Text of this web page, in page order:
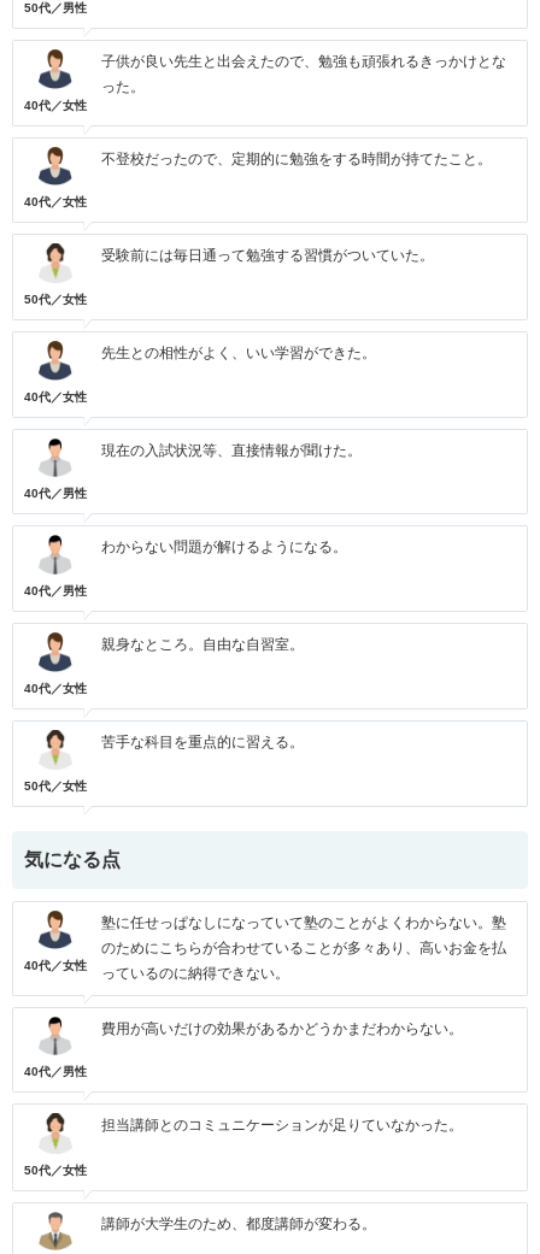
50代／男性
40代／女性
子供が良い先生と出会えたので、勉強も頑張れるきっかけとな
った。
40代／女性
不登校だったので、定期的に勉強をする時間が持てたこと。
50代／女性
受験前には毎日通って勉強する習慣がついていた。
40代／女性
先生との相性がよく、いい学習ができた。
40代／男性
現在の入試状況等、直接情報が聞けた。
40代／男性
わからない問題が解けるようになる。
40代／女性
親身なところ。自由な自習室。
50代／女性
苦手な科目を重点的に習える。
気になる点
40代／女性
塾に任せっぱなしになっていて塾のことがよくわからない。塾
のためにこちらが合わせていることが多々あり、高いお金を払
っているのに納得できない。
40代／男性
費用が高いだけの効果があるかどうかまだわからない。
50代／女性
担当講師とのコミュニケーションが足りていなかった。
講師が大学生のため、都度講師が変わる。